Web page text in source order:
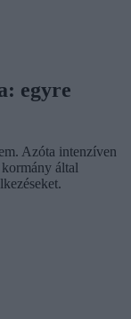
egyre
Azóta intenzíven
által